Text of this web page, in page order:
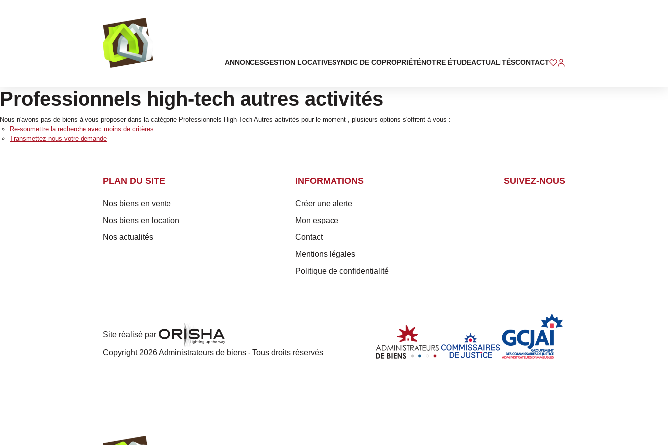
ANNONCESGESTION LOCATIVESYNDIC DE COPROPRIÉTÉNOTRE ÉTUDEACTUALITÉSCONTACT
Professionnels high-tech autres activités
Nous n'avons pas de biens à vous proposer dans la catégorie Professionnels High-Tech Autres activités pour le moment , plusieurs options s'offrent à vous :
Re-soumettre la recherche avec moins de critères.
Transmettez-nous votre demande
PLAN DU SITE
Nos biens en vente
Nos biens en location
Nos actualités
INFORMATIONS
Créer une alerte
Mon espace
Contact
Mentions légales
Politique de confidentialité
SUIVEZ-NOUS
Site réalisé par
Copyright 2026 Administrateurs de biens - Tous droits réservés